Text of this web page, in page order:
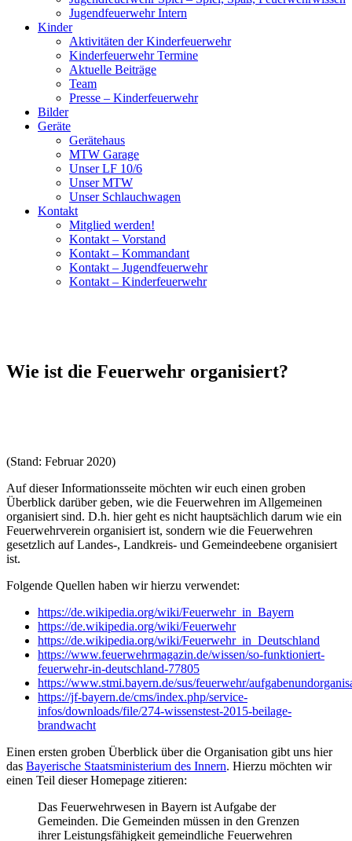
Jugendfeuerwehr Intern
Kinder
Aktivitäten der Kinderfeuerwehr
Kinderfeuerwehr Termine
Aktuelle Beiträge
Team
Presse – Kinderfeuerwehr
Bilder
Geräte
Gerätehaus
MTW Garage
Unser LF 10/6
Unser MTW
Unser Schlauchwagen
Kontakt
Mitglied werden!
Kontakt – Vorstand
Kontakt – Kommandant
Kontakt – Jugendfeuerwehr
Kontakt – Kinderfeuerwehr
Wie ist die Feuerwehr organisiert?
(Stand: Februar 2020)
Auf dieser Informationsseite möchten wir euch einen groben
Überblick darüber geben, wie die Feuerwehren im Allgemeinen
organisiert sind. D.h. hier geht es nicht hauptsächlich darum wie ein
Feuerwehrverein organisiert ist, sondern wie die Feuerwehren
gesetzlich auf Landes-, Landkreis- und Gemeindeebene organisiert
ist.
Folgende Quellen haben wir hierzu verwendet:
https://de.wikipedia.org/wiki/Feuerwehr_in_Bayern
https://de.wikipedia.org/wiki/Feuerwehr
https://de.wikipedia.org/wiki/Feuerwehr_in_Deutschland
https://www.feuerwehrmagazin.de/wissen/so-funktioniert-
feuerwehr-in-deutschland-77805
https://www.stmi.bayern.de/sus/feuerwehr/
https://jf-bayern.de/cms/index.php/service-
infos/downloads/file/274-wissenstest-2015-beilage-
brandwacht
Einen ersten groben Überblick über die Organisation gibt uns hier
das Bayerische Staatsministerium des Innern. Hierzu möchten wir
einen Teil dieser Homepage zitieren:
Das Feuerwehrwesen in Bayern ist Aufgabe der
Gemeinden. Die Gemeinden müssen in den Grenzen
ihrer Leistungsfähigkeit gemeindliche Feuerwehren